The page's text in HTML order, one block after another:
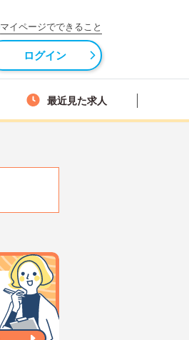
マイページでできること
ログイン
最近見た求人